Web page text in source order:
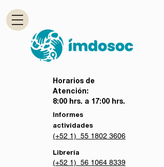
Horarios de
Atención:
8:00 hrs. a 17:00 hrs.
Informes
actividades
(+52 1) 55 1802 3606
Librería
(+52 1) 56 1064 8339